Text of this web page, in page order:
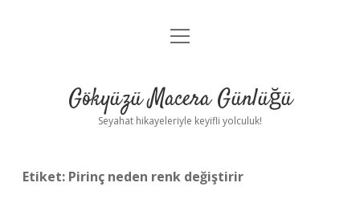
Anasayfa
Yasal Uyarı
menüyü
Gökyüzü Macera Günlüğü
Seyahat hikayeleriyle keyifli yolculuk!
Etiket: Pirinç neden renk değiştirir